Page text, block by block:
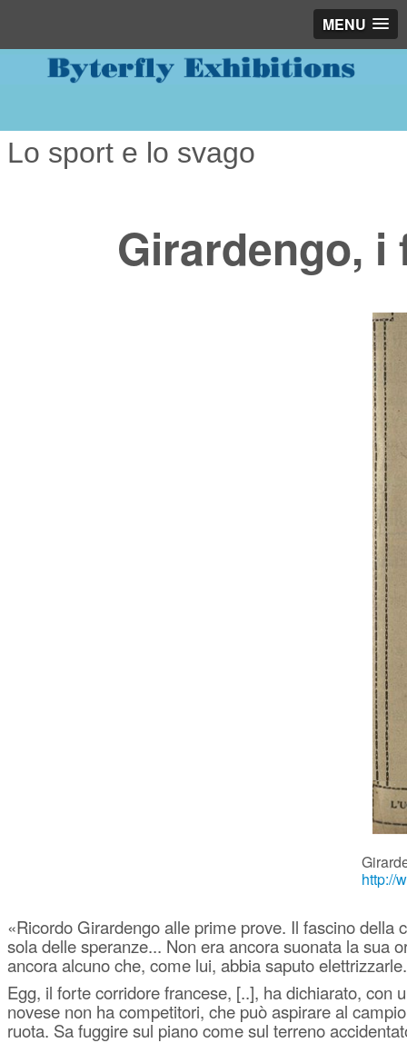
MENU
Lo sport e lo svago
Girardengo,
http://
«Ricordo Girardengo alle prime prove. Il fascino
sola delle speranze... Non era ancora suonata la sua
ancora alcuno che, come lui, abbia saputo
Egg, il forte corridore francese, [..], ha dichiarato,
novese non ha competitori, che può aspirare al
ruota. Sa fuggire sul piano come sul terreno